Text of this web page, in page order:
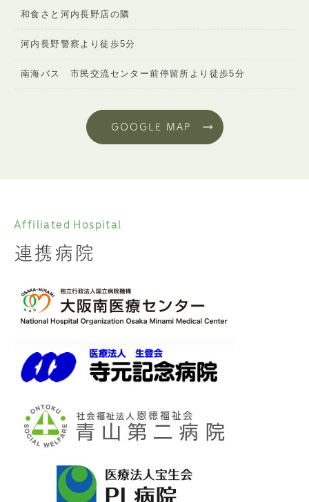
和食さと河内長野店の隣
河内長野警察より徒歩5分
南海バス 市民交流センター前停留所より徒歩5分
GOOGLE MAP
Affiliated Hospital
連携病院